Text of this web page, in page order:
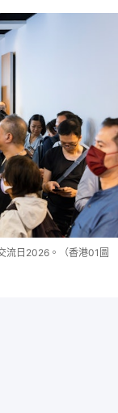
流日2026。（香港01圖